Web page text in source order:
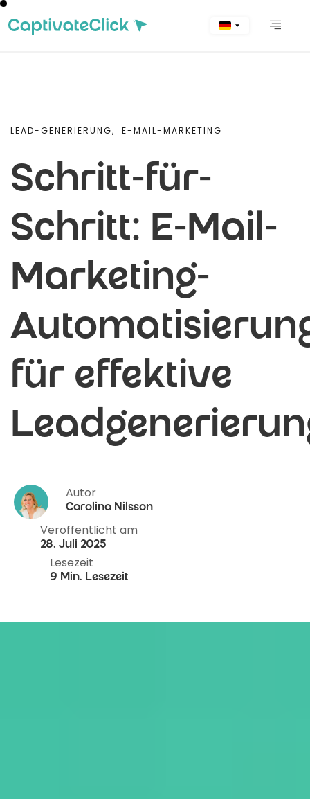
LEAD-GENERIERUNG, E-MAIL-MARKETING
Schritt-für-
Schritt: E-Mail-
Marketing-
für effektive
Autor
Carolina Nilsson
Veröffentlicht am
28. Juli 2025
Lesezeit
9 Min. Lesezeit